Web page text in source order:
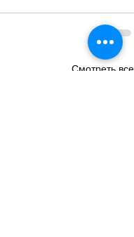
Смотреть все